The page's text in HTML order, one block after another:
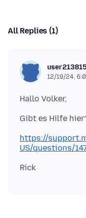
All Replies (1)
12/19/24,
https://
US/questions/